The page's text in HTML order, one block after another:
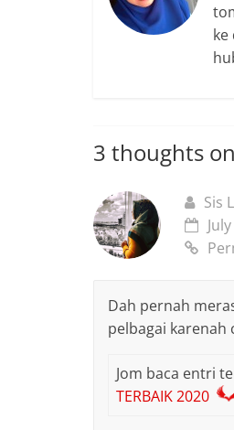
ke
3 thoughts
Sis
Dah pernah
pelbagai karenah
Jom baca entri
TERBAIK 2020